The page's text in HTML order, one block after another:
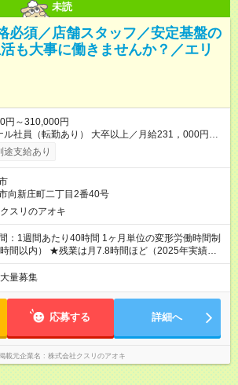
未読
必須／店舗スタッフ／安定基盤の
も大事に働きませんか？／エリ
円～310,000円
ル社員（転勤あり） 大卒以上／月給231，000円～
卒以上／月給211，000円～310，000円 ★エリア
、富山県、福井県、岐阜県、群馬県、茨城県 月1
登録販売者資格保持者への月1万円支給を含む（実
方にも同額を支給） ※ただし、短時間勤務・早番
従い額が変動 ＝＝＝＝＝＝＝＝＝＝＝＝
制度で実力次第で収入アップ！ 職務内容に応じて
れ、昇格試験なく役職に就いた時点で年収がUPす
約4割の社員が入社3年目で店長に就いています。
途支給あり
向新庄町二丁目2番40号
スリのアオキ
：1週間あたり40時間 1ヶ月単位の変形労働時間制
時間以内） ★残業は月7.8時間ほど（2025年実績）
営業時間＞ 9時～22時 ※勤務時間は店舗により異
変形労働時間制（週平均40時間以内） ★残業は月
） ＜店舗の基本営業時間＞ 9時～22
舗により異なります。 ＜シフト例＞ 早番：8
00分 中番：11時～20時 遅番：13時～22時
量募集
応募する 詳細へ
載元企業名 株式会社クスリのアオキ